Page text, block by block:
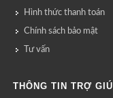
Hình thức thanh toán
Chính sách bảo mật
Tư vấn
THÔNG TIN TRỢ